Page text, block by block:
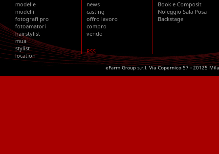
modelle
modelli
fotografi pro
fotoamatori
hairstylist
mua
stylist
location
news
casting
offro lavoro
compro
vendo
RSS
Book e Composit
Noleggio Sala Posa
Backstage
eFarm Group s.r.l. Via Copernico 57 - 20125